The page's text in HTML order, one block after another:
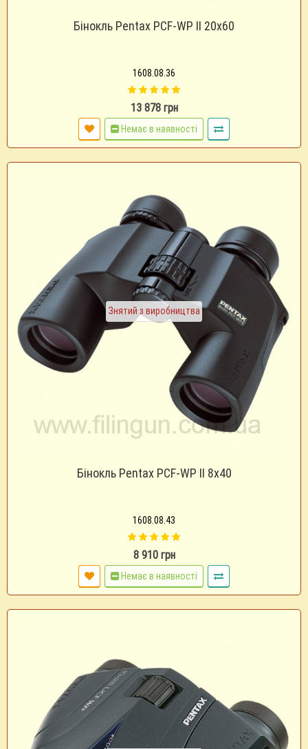
Бінокль Pentax PCF-WP II 20х60
1608.08.36
13 878 грн
Немає в наявності
Знятий з виробництва
Бінокль Pentax PCF-WP II 8х40
1608.08.43
8 910 грн
Немає в наявності